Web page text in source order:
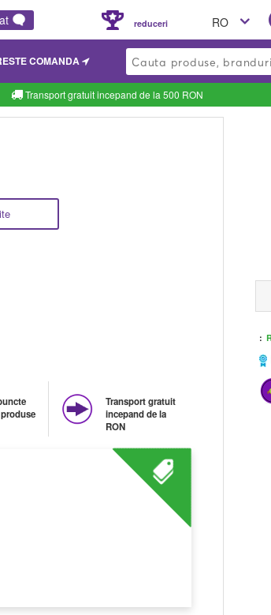
RO
reduceri
COMANDA
Transport gratuit incepand de la 500 RON
Transport gratuit
incepand de la
RON
: